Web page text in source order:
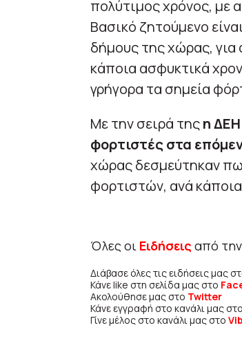
πολύτιμος χρόνος, με
Βασικό ζητούμενο
δήμους της χώρας, για
κάποια ασφυκτικά
γρήγορα τα σημεία
Με την σειρά τηςη
φορτιστές στα
χώρας δεσμεύτηκαν
φορτιστών, ανά
Όλες οι Ειδήσεις από την
Διάβασε όλες τις ειδήσεις μας
Κάνε like στη σελίδα μας στο
Ακολούθησε μας στο Twitter
Κάνε εγγραφή στο κανάλι μας
Γίνε μέλος στο κανάλι μας στο